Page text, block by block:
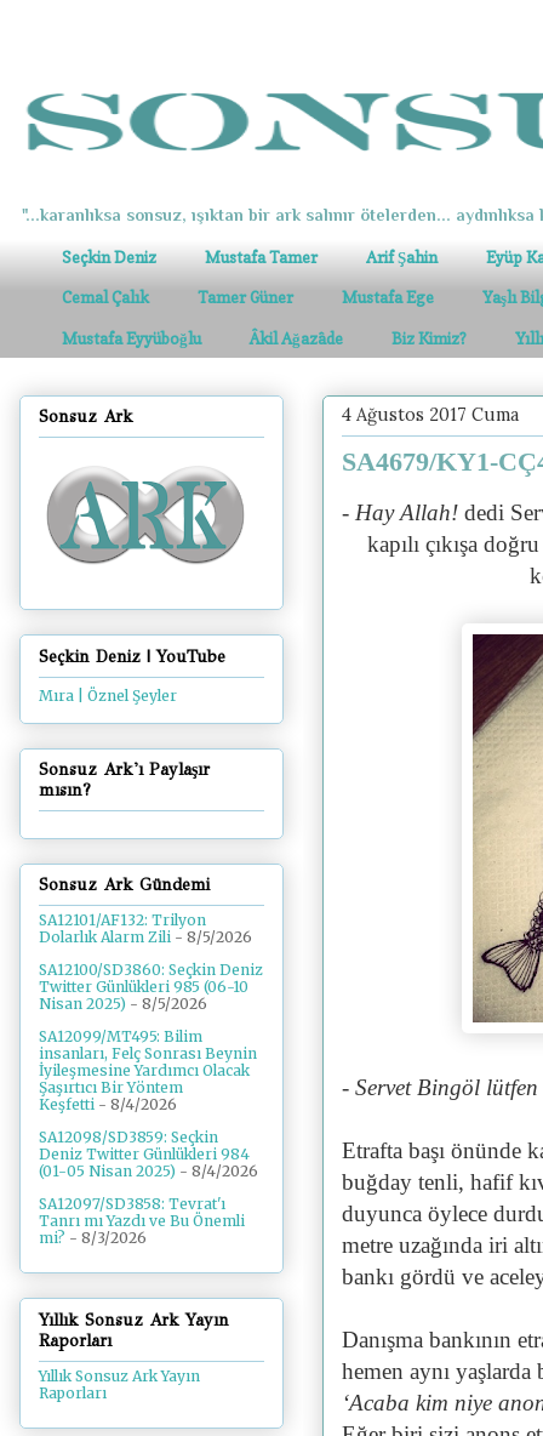
"...karanlıksa sonsuz, ışıktan bir ark salınır ötelerden... aydınlıksa
Seçkin Deniz Mustafa Tamer Arif Şahin Eyüp
Cemal Çalık Tamer Güner Mustafa Ege Yaşlı
Mustafa Eyyüboğlu Âkil Ağazâde Biz Kimiz?
4 Ağustos 2017 Cuma
SA4679/KY1-
- Hay Allah! dedi
kapılı çıkışa
- Servet Bingöl lütfen
Etrafta başı önünde
buğday tenli, hafif
duyunca öylece
metre uzağında iri
bankı gördü ve
Danışma bankının
hemen aynı
‘Acaba kim niye
Sonsuz Ark
Seçkin Deniz | YouTube
Mıra | Öznel Şeyler
Sonsuz Ark'ı Paylaşır
mısın?
Sonsuz Ark Gündemi
SA12101/AF132: Trilyon
Dolarlık Alarm Zili - 8/5/2026
SA12100/SD3860: Seçkin Deniz
Twitter Günlükleri 985 (06-10
Nisan 2025) - 8/5/2026
SA12099/MT495: Bilim
insanları, Felç Sonrası Beynin
İyileşmesine Yardımcı Olacak
Şaşırtıcı Bir Yöntem
Keşfetti - 8/4/2026
SA12098/SD3859: Seçkin
Deniz Twitter Günlükleri 984
(01-05 Nisan 2025) - 8/4/2026
SA12097/SD3858: Tevrat'ı
Tanrı mı Yazdı ve Bu Önemli
mi? - 8/3/2026
Yıllık Sonsuz Ark Yayın
Raporları
Yıllık Sonsuz Ark Yayın
Raporları